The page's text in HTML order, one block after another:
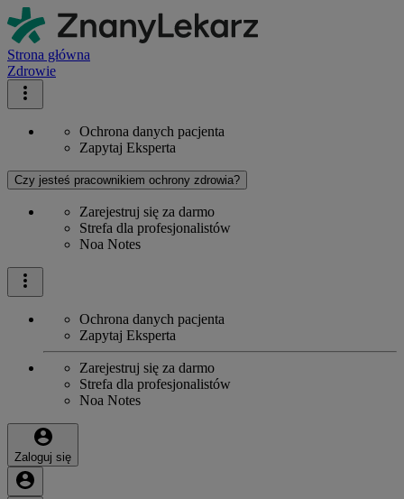
Strona główna
Zdrowie
Ochrona danych pacjenta
Zapytaj Eksperta
Czy jesteś pracownikiem ochrony zdrowia?
Zarejestruj się za darmo
Strefa dla profesjonalistów
Noa Notes
Ochrona danych pacjenta
Zapytaj Eksperta
Zarejestruj się za darmo
Strefa dla profesjonalistów
Noa Notes
Zaloguj się